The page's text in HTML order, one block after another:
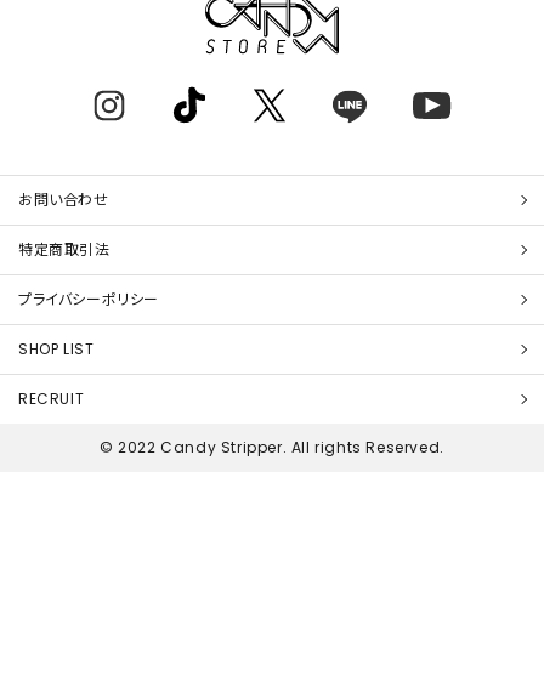
お問い合わせ
特定商取引法
プライバシーポリシー
SHOP LIST
RECRUIT
© 2022 Candy Stripper. All rights Reserved.